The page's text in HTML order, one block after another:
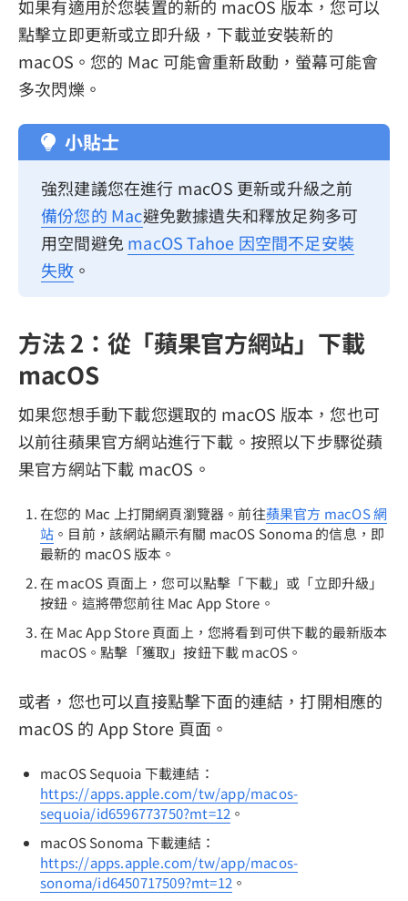
如果有適用於您裝置的新的 macOS 版本，您可以
點擊立即更新或立即升級，下載並安裝新的
macOS。您的 Mac 可能會重新啟動，螢幕可能會
多次閃爍。
小貼士
強烈建議您在進行 macOS 更新或升級之前
備份您的 Mac避免數據遺失和釋放足夠多可
用空間避免macOS Tahoe 因空間不足安裝
失敗 。
方法 2：從「蘋果官方網站」下載
macOS
如果您想手動下載您選取的 macOS 版本，您也可
以前往蘋果官方網站進行下載。按照以下步驟從蘋
果官方網站下載 macOS。
在您的 Mac 上打開網頁瀏覽器。前往蘋果官方 macOS 網
站 。目前，該網站顯示有關 macOS Sonoma 的信息，即
最新的 macOS 版本。
在 macOS 頁面上，您可以點擊「下載」或「立即升級」
按鈕。這將帶您前往 Mac App Store。
在 Mac App Store 頁面上，您將看到可供下載的最新版本
macOS。點擊「獲取」按鈕下載 macOS。
或者，您也可以直接點擊下面的連結，打開相應的
macOS 的 App Store 頁面。
macOS Sequoia 下載連結：
https://apps.apple.com/tw/app/macos-
sequoia/id6596773750?mt=12 。
macOS Sonoma 下載連結：
https://apps.apple.com/tw/app/macos-
sonoma/id6450717509?mt=12 。